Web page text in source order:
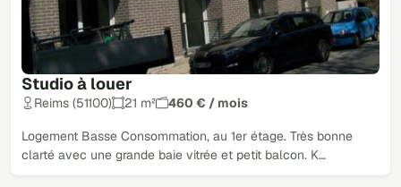
Studio à louer
Reims (51100) 21 m² 460 € / mois
Logement Basse Consommation, au 1er étage. Très bonne
clarté avec une grande baie vitrée et petit balcon. K…